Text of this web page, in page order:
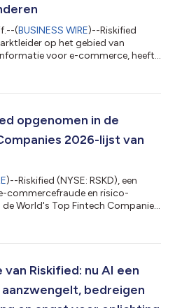
(BUSINESS WIRE)--Riskified
op het gebied van
voor e-commerce, heeft
kaartuitgevers op het platform
helpt uitgevers om
te nemen...
opgenomen in de
2026-lijst van
)--Riskified (NYSE: RSKD), een
commercefraude en risico-
World's Top Fintech Companies
het internationale bedrijf voor
op CNBC's website. Dit
Riskified: nu AI een
bedreigen